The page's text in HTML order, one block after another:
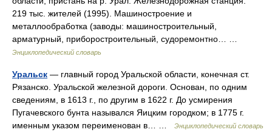
219 тыс. жителей (1995). Машиностроение и
металлообработка (заводы: машиностроительный,
арматурный, приборостроительный, судоремонтно… …
Энциклопедический словарь
Уральск — главный город Уральской области, конечная ст.
Рязанско. Уральской железной дороги. Основан, по одним
сведениям, в 1613 г., по другим в 1622 г. До усмирения
Пугачевского бунта назывался Яицким городком; в 1775 г.
именным указом переименован в… …
Энциклопедический словарь